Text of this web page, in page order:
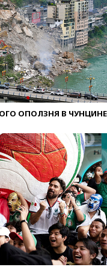
ОПОЛЗНЯ В ЧУНЦИНЕ